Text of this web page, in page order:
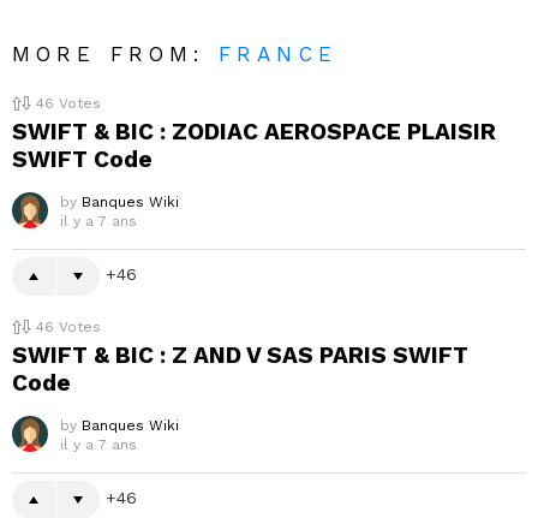
MORE FROM: FRANCE
46 Votes
SWIFT & BIC : ZODIAC AEROSPACE PLAISIR
SWIFT Code
by Banques Wiki
il y a 7 ans
46
46 Votes
SWIFT & BIC : Z AND V SAS PARIS SWIFT
Code
by Banques Wiki
il y a 7 ans
46